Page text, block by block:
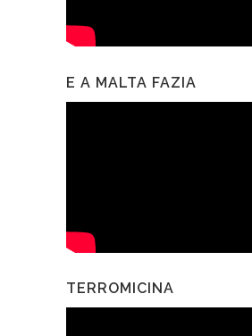
E A MALTA FAZIA
TERROMICINA